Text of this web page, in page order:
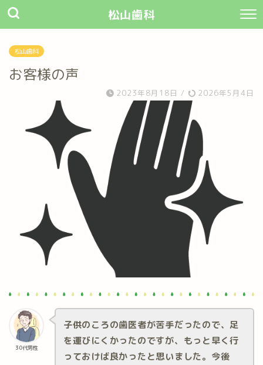
松山歯科
松山歯科
お客様の声
2023年8月18日 / 2026年5月4日
30代男性
子供のころの歯医者が苦手だったので、足
を運びにくかったのですが、もっと早く行
っておけば良かったと思いました。今後